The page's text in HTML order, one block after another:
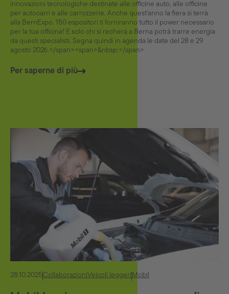
innovazioni tecnologiche destinate alle officine auto, alle officine
per autocarri e alle carrozzerie. Anche quest'anno la fiera si terrà
alla BernExpo. 150 espositori ti forniranno tutto il power necessario
per la tua officina! E solo chi si recherà a Berna potrà trarre energia
da questi specialisti. Segna quindi in agenda le date del 28 e 29
agosto 2026.</span><span>&nbsp;</span>
Per saperne di più
28.10.2025 CollaborazioniVeicoli leggeri Mobil